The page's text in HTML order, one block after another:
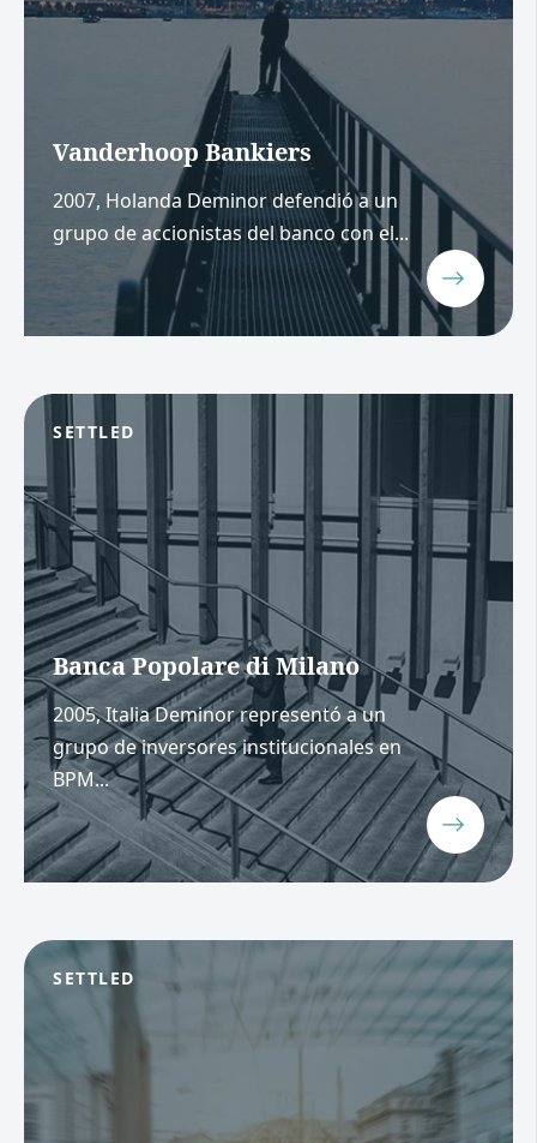
Vanderhoop Bankiers
2007, Holanda Deminor defendió a un
grupo de accionistas del banco con el...
SETTLED
Banca Popolare di Milano
2005, Italia Deminor representó a un
grupo de inversores institucionales en
BPM...
SETTLED